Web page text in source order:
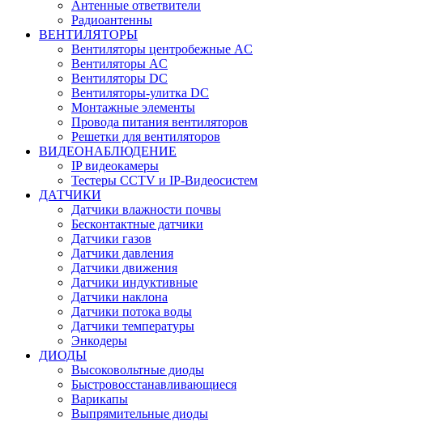
Антенные ответвители
Радиоантенны
ВЕНТИЛЯТОРЫ
Вентиляторы центробежные AC
Вентиляторы AC
Вентиляторы DC
Вентиляторы-улитка DC
Монтажные элементы
Провода питания вентиляторов
Решетки для вентиляторов
ВИДЕОНАБЛЮДЕНИЕ
IP видеокамеры
Тестеры CCTV и IP-Видеосистем
ДАТЧИКИ
Датчики влажности почвы
Бесконтактные датчики
Датчики газов
Датчики давления
Датчики движения
Датчики индуктивные
Датчики наклона
Датчики потока воды
Датчики температуры
Энкодеры
ДИОДЫ
Высоковольтные диоды
Быстровосстанавливающиеся
Варикапы
Выпрямительные диоды